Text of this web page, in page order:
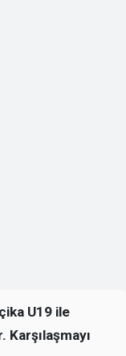
U19 ile
Karşılaşmayı